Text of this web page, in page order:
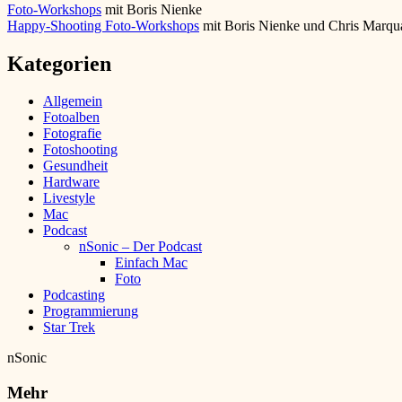
Foto-Workshops mit Boris Nienke
Happy-Shooting Foto-Workshops mit Boris Nienke und Chris
Kategorien
Allgemein
Fotoalben
Fotografie
Fotoshooting
Gesundheit
Hardware
Livestyle
Mac
Podcast
nSonic – Der Podcast
Einfach Mac
Foto
Podcasting
Programmierung
Star Trek
nSonic
Mehr